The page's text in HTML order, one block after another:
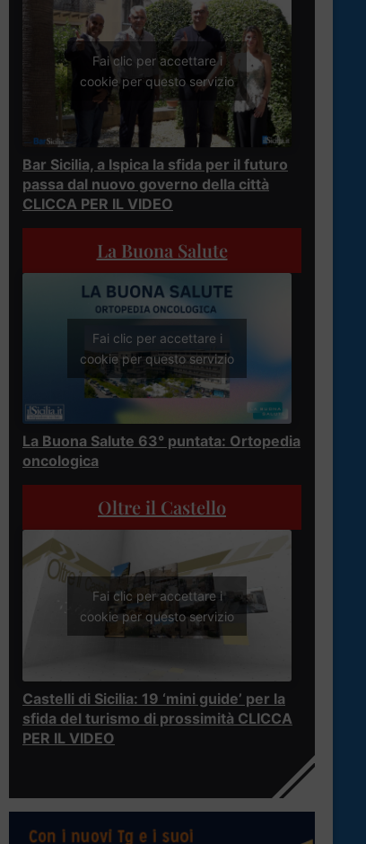
Fai clic per accettare i
cookie per questo servizio
Bar Sicilia, a Ispica la sfida per il futuro
passa dal nuovo governo della città
CLICCA PER IL VIDEO
La Buona Salute
Fai clic per accettare i
cookie per questo servizio
La Buona Salute 63° puntata: Ortopedia
oncologica
Oltre il Castello
Fai clic per accettare i
cookie per questo servizio
Castelli di Sicilia: 19 ‘mini guide’ per la
sfida del turismo di prossimità CLICCA
PER IL VIDEO